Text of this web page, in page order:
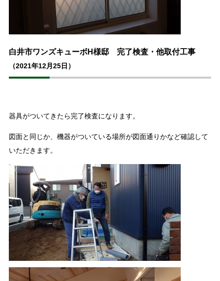
白井市ワンズキューボH様邸 完了検査・他取付工事
（2021年12月25日）
器具がついてきたら完了検査になります。
図面と同じか、機器がついている場所が図面通りかなど確認して
いただきます。